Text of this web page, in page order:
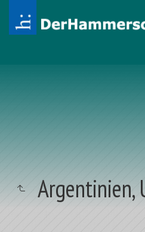
Argentinien,